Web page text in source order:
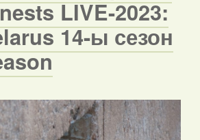
LIVE-2023:
14-ы сезон